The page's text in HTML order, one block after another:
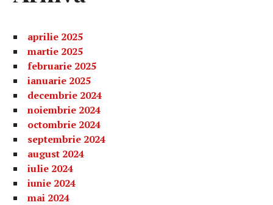
aprilie 2025
martie 2025
februarie 2025
ianuarie 2025
decembrie 2024
noiembrie 2024
octombrie 2024
septembrie 2024
august 2024
iulie 2024
iunie 2024
mai 2024